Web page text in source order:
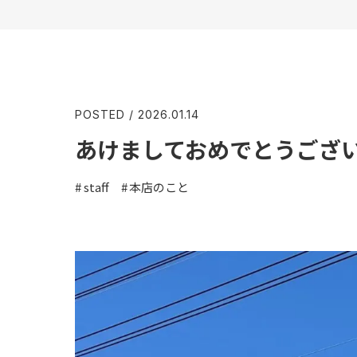
POSTED / 2026.01.14
あけましておめでとうござ
staff 本店のこと